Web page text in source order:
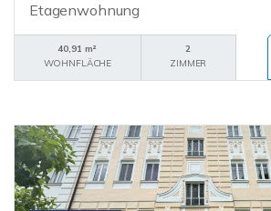
Etagenwohnung
40,91 m²
WOHNFLÄCHE
2
ZIMMER